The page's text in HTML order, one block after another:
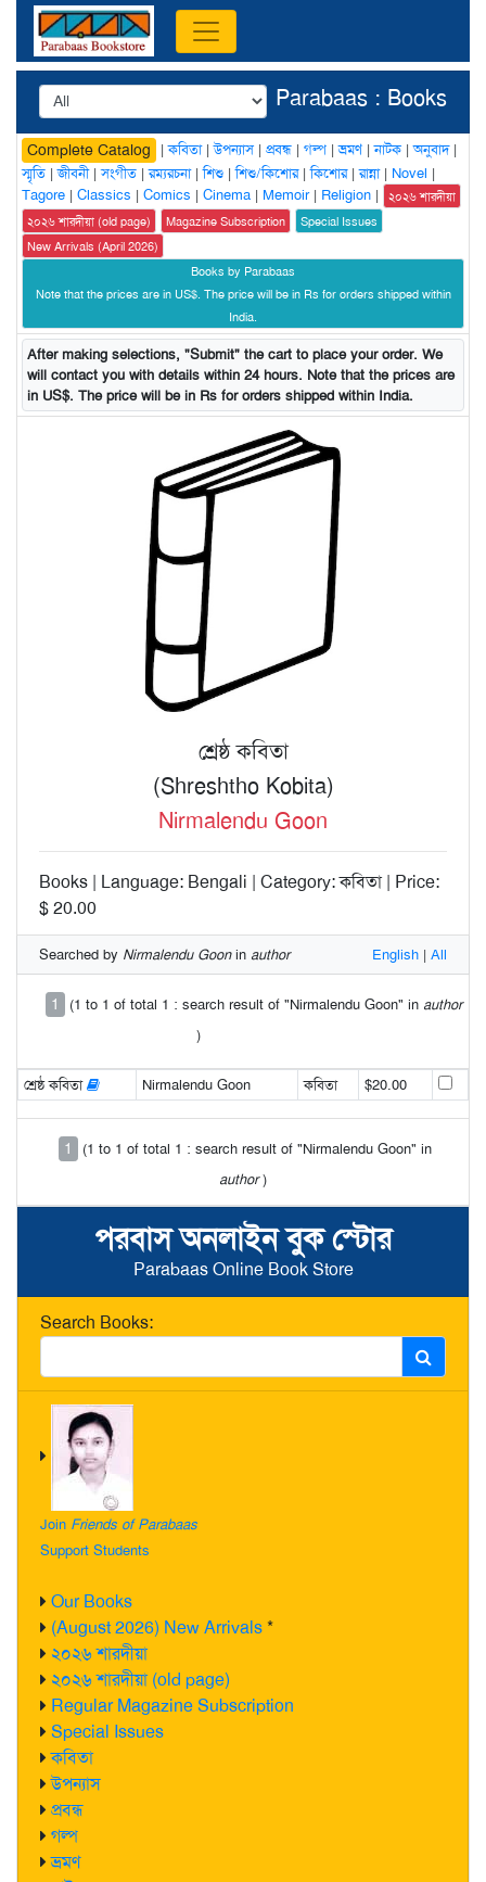
পরবাস অনলাইন বুক স্টোর
Parabaas Online Book Store
Search Books:
Join Friends of Parabaas
Support Students
Our Books
(August 2026) New Arrivals*
২০২৬ শারদীয়া
২০২৬ শারদীয়া (old page)
Regular Magazine Subscription
Special Issues
কবিতা
উপন্যাস
প্রবন্ধ
গল্প
ভ্রমণ
Parabaas : Books
Complete Catalog |কবিতা|উপন্যাস| প্রবন্ধ | গল্প |ভ্রমণ|নাটক |অনুবাদ|
স্মৃতি |জীবনী|সংগীত |রম্যরচনা|শিশু |শিশু/কিশোর|কিশোর|রান্না| Novel |
Tagore | Classics | Comics | Cinema | Memoir| Religion |
২০২৬ শারদীয়া
২০২৬ শারদীয়া (old page)
Magazine Subscription
Special Issues
New Arrivals (April 2026)
Books by Parabaas
Note that the prices are in US$. The price will be in Rs for orders shipped within
India.
After making selections, "Submit" the cart to place your order. We
will contact you with details within 24 hours. Note that the prices are
in US$. The price will be in Rs for orders shipped within India.
শ্রেষ্ঠ কবিতা
(Shreshtho Kobita)
Nirmalendu Goon
Books | Language: Bengali | Category: কবিতা | Price:
$ 20.00
Searched by Nirmalendu Goonin author English | All
1 (1 to 1 of total 1 : search result of "Nirmalendu Goon" in author
)
শ্রেষ্ঠ কবিতা Nirmalendu Goon কবিতা $20.00
1
(1 to 1 of total 1 : search result of "Nirmalendu Goon" in
author)